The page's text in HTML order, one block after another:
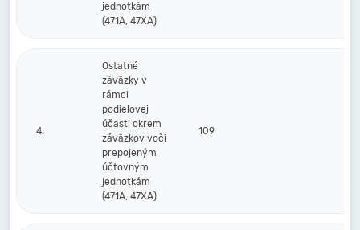
jednotkám
(471A, 47XA)
4.
Ostatné
záväzky v
rámci
podielovej
účasti okrem
záväzkov voči
prepojeným
účtovným
jednotkám
(471A, 47XA)
109